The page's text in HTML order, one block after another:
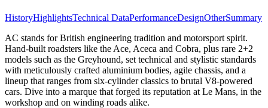
HistoryHighlightsTechnical DataPerformanceDesignOtherSummary
AC stands for British engineering tradition and motorsport spirit.
Hand-built roadsters like the Ace, Aceca and Cobra, plus rare 2+2
models such as the Greyhound, set technical and stylistic standards
with meticulously crafted aluminium bodies, agile chassis, and a
lineup that ranges from six-cylinder classics to brutal V8-powered
cars. Dive into a marque that forged its reputation at Le Mans, in the
workshop and on winding roads alike.